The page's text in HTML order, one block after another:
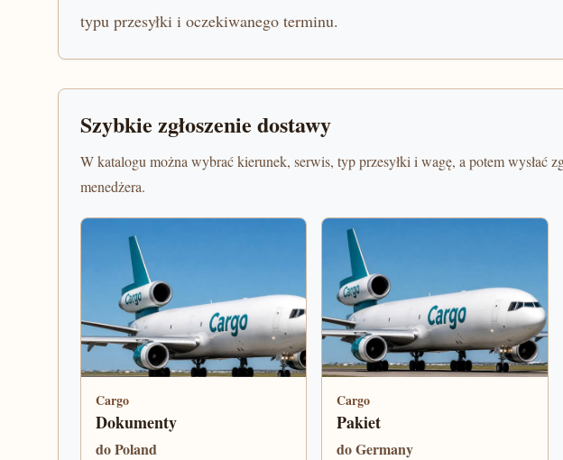
typu przesyłki i oczekiwanego terminu.
Szybkie zgłoszenie dostawy
W katalogu można wybrać kierunek, serwis, typ przesyłki i wagę, a potem wysłać
menedżera.
Cargo
Dokumenty
do Poland
Cargo
Pakiet
do Germany